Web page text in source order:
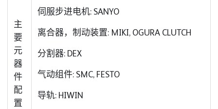
主
要
元
器
件
配
置
伺服步进电机: SANYO
离合器，制动装置: MIKI, OGURA CLUTCH
分割器: DEX
气动组件: SMC, FESTO
导轨: HIWIN